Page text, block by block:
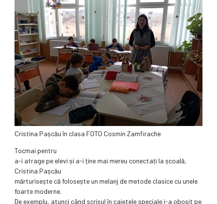
Cristina Pașcău în clasa FOTO Cosmin Zamfirache
Tocmai pentru
a-i atrage pe elevi și a-i ține mai mereu conectați la școală,
Cristina Pașcău
mărturisește că folosește un melanj de metode clasice cu unele
foarte moderne.
De exemplu, atunci când scrisul în caietele speciale i-a obosit pe